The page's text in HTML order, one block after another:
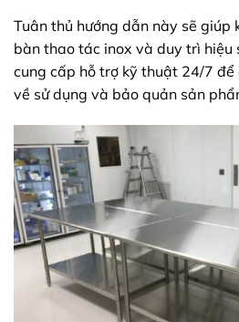
Tuân thủ hướng dẫn này sẽ giúp
bàn thao tác inox và duy trì hiệu
cung cấp hỗ trợ kỹ thuật 24/7
về sử dụng và bảo quản sản